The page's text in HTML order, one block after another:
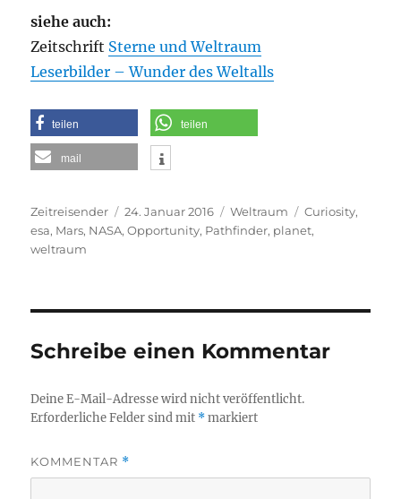
siehe auch:
Zeitschrift Sterne und Weltraum
Leserbilder – Wunder des Weltalls
teilen teilen
mail
Autor
Zeitreisender
Veröffentlicht
am
24. Januar 2016 Kategorien
Weltraum Schlagwörter
Curiosity,
esa, Mars, NASA,Opportunity, Pathfinder, planet,
weltraum
Schreibe einen Kommentar
Deine E-Mail-Adresse wird nicht veröffentlicht.
Erforderliche Felder sind mit *markiert
KOMMENTAR *